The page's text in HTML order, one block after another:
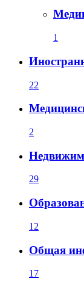
1
22
2
29
12
Общая
17